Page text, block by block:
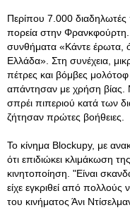
Περίπου 7.000 διαδηλωτές
πορεία στην
συνθήματα «Κάντε έρωτα,
Ελλάδα». Στη συνέχεια,
πέτρες και βόμβες
απάντησαν με χρήση βίας.
σπρέι πιπεριού κατά των
ζήτησαν πρώτες βοήθειες.
Το κίνημα Blockupy, με
ότι επιδιώκει κλιμάκωση
κινητοποίηση. "Είναι
είχε εγκριθεί από
του κινήματος Άνι